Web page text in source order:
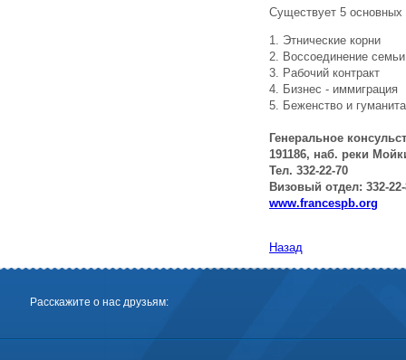
Существует 5 основных
1. Этнические корни
2. Воссоединение семьи
3. Рабочий контракт
4. Бизнес - иммиграция
5. Беженство и
Генеральное
191186, наб. реки
Тел. 332-22-70
Визовый отдел: 332-
www.francespb.org
Назад
Расскажите о нас друзьям: